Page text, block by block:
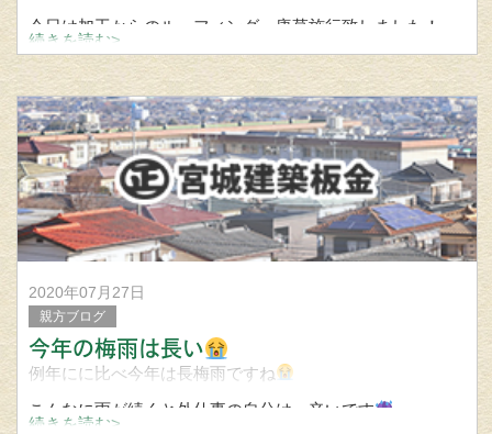
今日は加工からのルーフィング、唐草施行致しました！
屋根、外壁、雨樋工事は笠間市の宮城建築板金までお問い
合わせください。
続きを読む>
2020年07月27日
親方ブログ
今年の梅雨は長い
例年にに比べ今年は長梅雨ですね
こんなに雨が続くと外仕事の自分は、辛いです
続きを読む>